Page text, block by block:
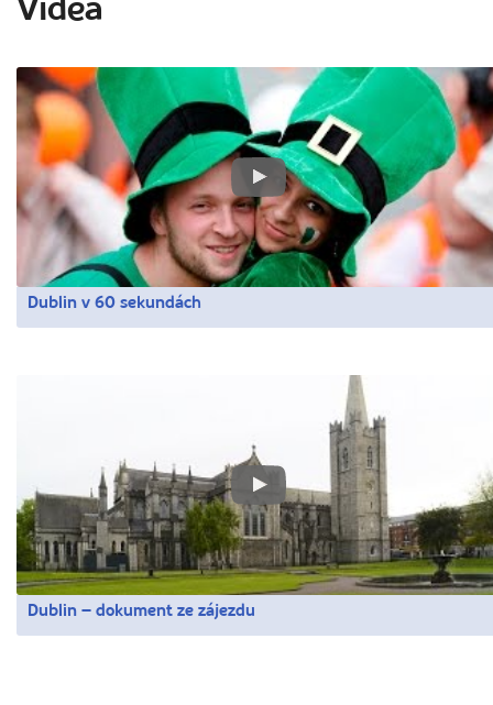
Videa
Dublin v 60 sekundách
Dublin – dokument ze zájezdu